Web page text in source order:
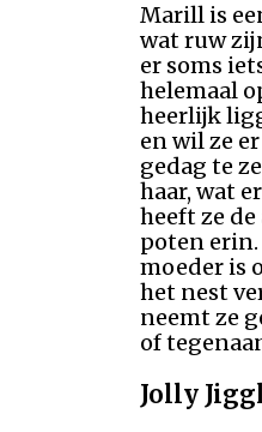
Marill is
wat ruw
er soms
helemaal
heerlijk
en wil ze
gedag te
haar, wat
heeft ze
poten
moeder is
het nest
neemt ze
of
Jolly